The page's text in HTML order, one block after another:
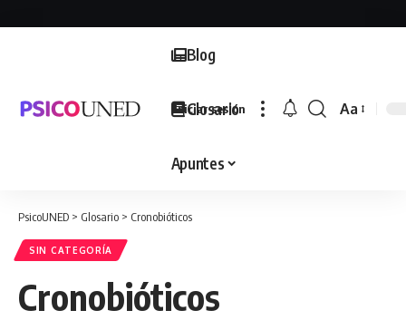
Blog
Glosario
Apuntes
Iniciar sesión
Font
Aa
PsicoUNED > Glosario > Cronobióticos
SIN CATEGORÍA
Cronobióticos